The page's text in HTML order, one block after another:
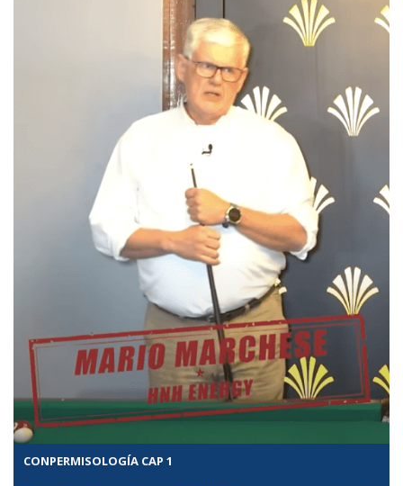
CONPERMISOLOGÍA CAP 1